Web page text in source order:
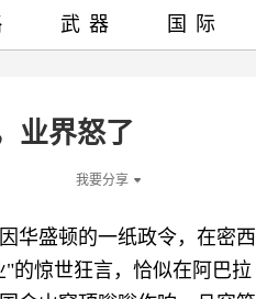
业界怒了
我要分享
华盛顿的一纸政令，在密西
的惊世狂言，恰似在阿巴拉
武器 国际